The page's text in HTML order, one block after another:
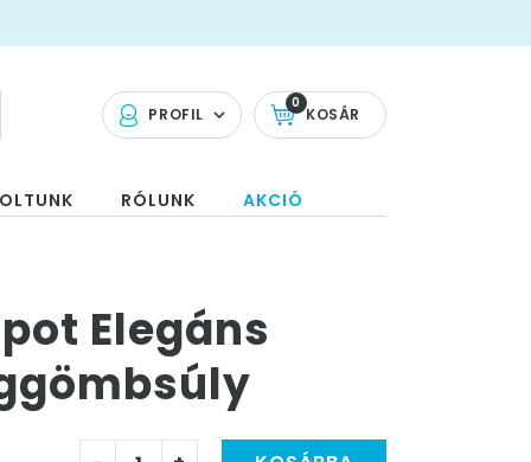
PROFIL KOSÁR
0
RÓLUNK AKCIÓ
Elegáns